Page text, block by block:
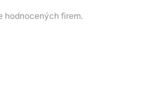
hodnocených firem.